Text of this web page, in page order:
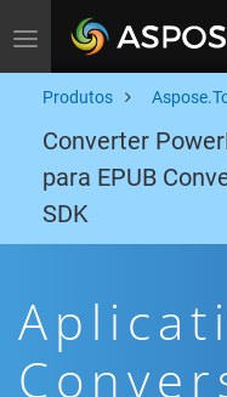
Toggle navigation
Produtos
Converter
para EPUB
SDK